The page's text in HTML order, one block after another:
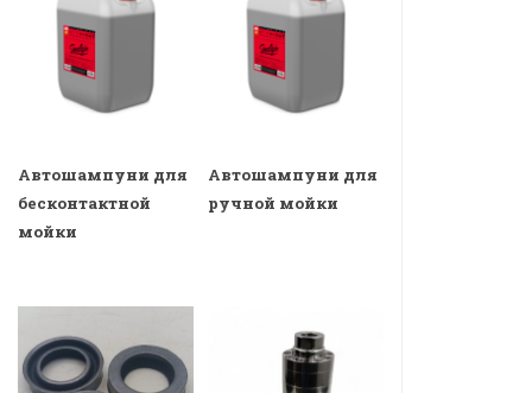
Автошампуни для
бесконтактной
мойки
Автошампуни для
ручной мойки